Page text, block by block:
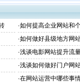
·如何提高企业网站和
·如何做好县级地方网
·浅谈电影网站提升流
·浅谈如何做好门户网
·在网站运营中哪些事